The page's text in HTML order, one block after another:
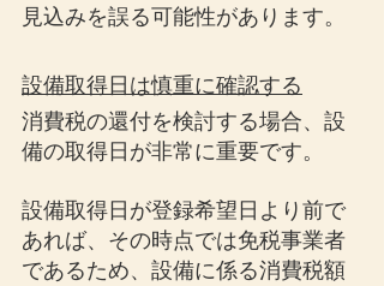
見込みを誤る可能性があります。
設備取得日は慎重に確認する
消費税の還付を検討する場合、設
備の取得日が非常に重要です。
設備取得日が登録希望日より前で
あれば、その時点では免税事業者
であるため、設備に係る消費税額